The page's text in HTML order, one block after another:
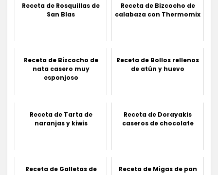
Receta de Rosquillas de
San Blas
Receta de Bizcocho de
calabaza con Thermomix
Receta de Bizcocho de
nata casero muy
esponjoso
Receta de Bollos rellenos
de atún y huevo
Receta de Tarta de
naranjas y kiwis
Receta de Dorayakis
caseros de chocolate
Receta de Galletas de
Receta de Migas de pan